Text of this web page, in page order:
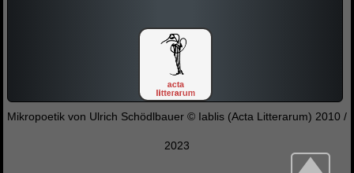
Mikropoetik von Ulrich Schödlbauer © Iablis (Acta Litterarum) 2010 /
2023